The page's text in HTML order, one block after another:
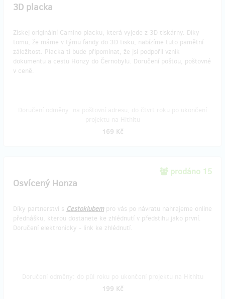
3D placka
Získej originální Camino placku, která vyjede z 3D tiskárny. Díky
tomu, že máme v týmu fandy do 3D tisku, nabízíme tuto pamětní
záležitost. Placka ti bude připomínat, že jsi podpořil vznik
dokumentu a cestu Honzy do Černobylu. Doručení poštou, poštovné
v ceně.
169 Kč
prodáno 15
Osvícený Honza
Díky partnerství s Cestoklubem pro vás po návratu nahrajeme online
přednášku, kterou dostanete ke zhlédnutí v předstihu jako první.
Doručení elektronicky - link ke zhlédnutí.
199 Kč